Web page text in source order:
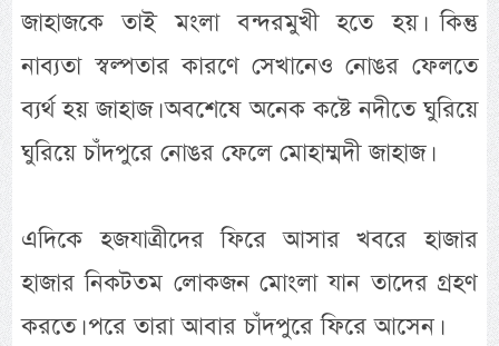
জাহাজকে তাই মংলা বন্দরমুখী হতে হয়। কিন্তু
নাব্যতা স্বল্পতার কারণে সেখানেও নোঙর ফেলতে
ব্যর্থ হয় জাহাজ। অবশেষে অনেক কষ্টে নদীতে ঘুরিয়ে
ঘুরিয়ে চাঁদপুরে নোঙর ফেলে মোহাম্মদী জাহাজ।
এদিকে হজযাত্রীদের ফিরে আসার খবরে হাজার
হাজার নিকটতম লোকজন মোংলা যান তাদের গ্রহণ
করতে। পরে তারা আবার চাঁদপুরে ফিরে আসেন।